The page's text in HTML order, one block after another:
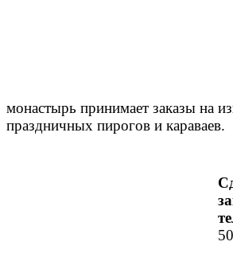
монастырь принимает заказы на
праздничных пирогов и караваев.